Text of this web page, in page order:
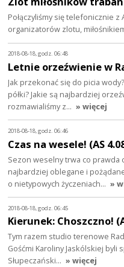
Połączyliśmy się telefonicznie
organizatorów zlotu,
2018-08-18, godz. 06:48
Letnie orzeźwienie w
Jak przekonać się do picia
półki? Jakie są najbardziej
rozmawialiśmy z… » więcej
2018-08-18, godz. 06:46
Czas na wesele! (AS
Sezon weselny trwa co prawda
najbardziej oblegane i
o nietypowych życzeniach… »
2018-08-18, godz. 06:45
Kierunek: Choszczno!
Tym razem studio terenowe
Gośćmi Karoliny Jaskólskiej byli
Słupeczański… » więcej